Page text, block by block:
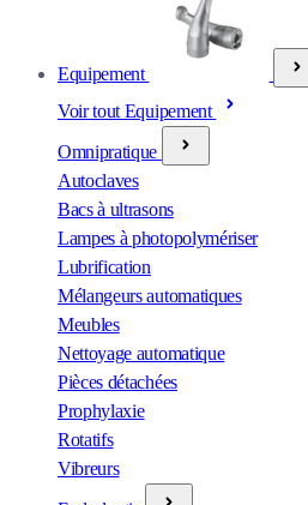
Equipement
Voir tout Equipement
Omnipratique
Autoclaves
Bacs à ultrasons
Lampes à photopolymériser
Lubrification
Mélangeurs automatiques
Meubles
Nettoyage automatique
Pièces détachées
Prophylaxie
Rotatifs
Vibreurs